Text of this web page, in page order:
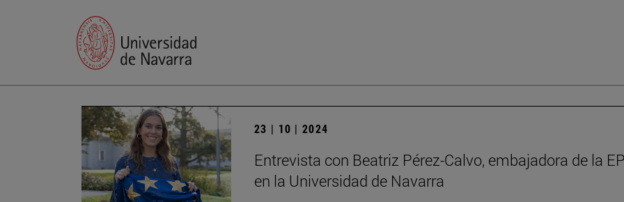
23 | 10 | 2024
Entrevista con Beatriz Pérez-Calvo, embajadora de la
en la Universidad de Navarra